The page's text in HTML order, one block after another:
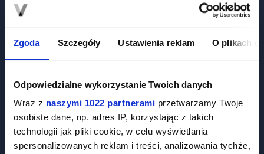
Zgoda Szczegóły Ustawienia reklam O plikach
Odpowiedzialne wykorzystanie Twoich danych
Wraz z naszymi 1022 partnerami przetwarzamy Twoje
osobiste dane, np. adres IP, korzystając z takich
technologii jak pliki cookie, w celu wyświetlania
spersonalizowanych reklam i treści, analizowania tychże,
O stabilności Spravii świadczy również kapitał zakładowy
w wysokości 657 333 000 zł. To ważny fundament